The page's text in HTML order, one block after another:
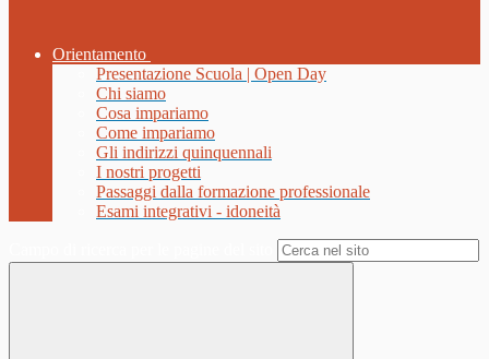
Orientamento
Presentazione Scuola | Open Day
Chi siamo
Cosa impariamo
Come impariamo
Gli indirizzi quinquennali
I nostri progetti
Passaggi dalla formazione professionale
Esami integrativi - idoneità